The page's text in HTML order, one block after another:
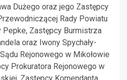
Dużego oraz jego Zastępcy
Rady Powiatu
Pepke, Zastępcy Burmistrza
oraz Iwony Spychały-
Rejonowego w Mikołowie
Prokuratora Rejonowego w
Zastępcy Komendanta